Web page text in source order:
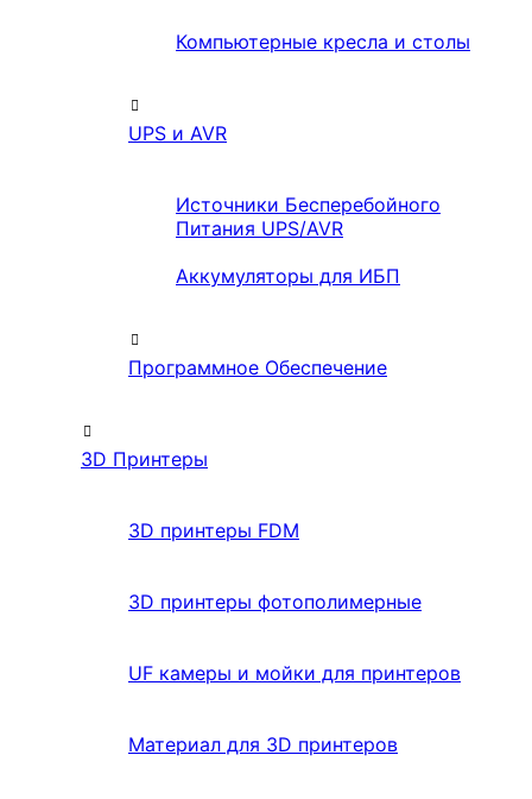
Компьютерные кресла и столы
UPS и AVR
Источники Бесперебойного
Питания UPS/AVR
Аккумуляторы для ИБП
Программное Обеспечение
3D Принтеры
3D принтеры FDM
3D принтеры фотополимерные
UF камеры и мойки для принтеров
Материал для 3D принтеров